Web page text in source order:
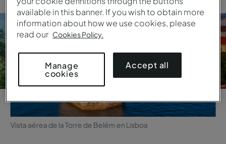
Vista aérea de la Torre de Belém en Lisboa
available in this banner. If you wish to obtain more
information about how we use cookies, please
read our Cookies Policy.
Manage
cookies
Accept all